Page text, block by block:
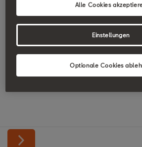
Optionale Cookies
Alle Cookies
Einstellungen